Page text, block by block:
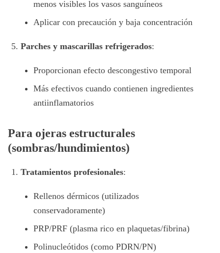
menos visibles los vasos sanguíneos
Aplicar con precaución y baja concentración
Parches y mascarillas refrigerados:
Proporcionan efecto descongestivo temporal
Más efectivos cuando contienen ingredientes
antiinflamatorios
Para ojeras estructurales
(sombras/hundimientos)
Tratamientos profesionales:
Rellenos dérmicos (utilizados
conservadoramente)
PRP/PRF (plasma rico en plaquetas/fibrina)
Polinucleótidos (como PDRN/PN)